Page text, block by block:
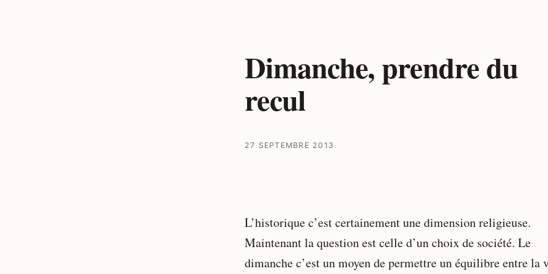
Dimanche, prendre du
recul
27 SEPTEMBRE 2013
L’historique c’est certainement une dimension religieuse.
Maintenant la question est celle d’un choix de société. Le
dimanche c’est un moyen de permettre un équilibre entre la